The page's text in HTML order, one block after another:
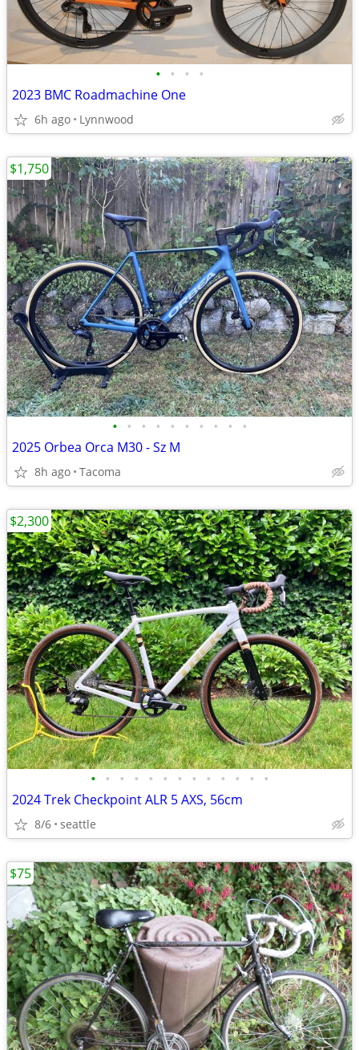
• • • •
2023 BMC Roadmachine One
6h ago Lynnwood
• • • • • • • • • •
2025 Orbea Orca M30 - Sz M
8h ago Tacoma
$1,750
• • • • • • • • • • • • •
2024 Trek Checkpoint ALR 5 AXS, 56cm
8/6 seattle
$2,300
$75